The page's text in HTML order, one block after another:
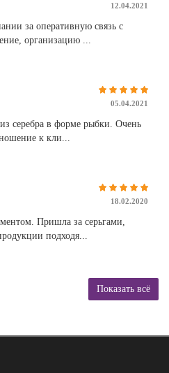
12.04.2021
за оперативную связь с
организацию ...
05.04.2021
серебра в форме рыбки. Очень
к кли...
18.02.2020
Пришла за серьгами,
подходя...
Показать всё